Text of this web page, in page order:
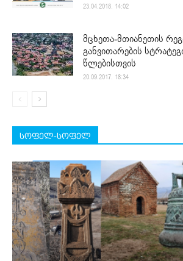
23.04.2018. 14:02
მცხეთა-მთიანეთის
განვითარების
წლებისთვის
20.09.2017. 18:34
სოფელ-სოფელ